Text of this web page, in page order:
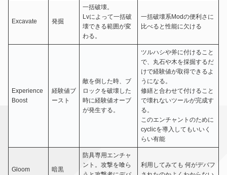
Excavate 発掘
一括破壊。
Lvによって一括破
壊できる範囲が変
わる。
一括破壊系Modの便利さに
比べると性能に欠ける
Experience
Boost
経験値ブ
ースト
敵を倒した時、ブ
ロックを破壊した
時に経験値オーブ
が発生する。
ツルハシや斧に付けること
で、丸石や木を採掘するだ
けで経験値が取得できるよ
うになる。
修繕と合わせて付けること
で壊れないツールが完成す
る。
このエンチャントのために
cyclicを導入してもいいく
らい有能
Gloom 暗黒
防具専用エンチャ
ント。攻撃を喰ら
利用してみても 何がデバフ